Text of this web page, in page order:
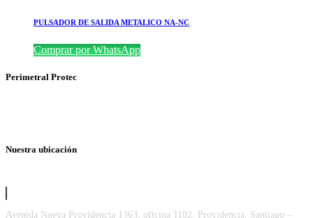
PULSADOR DE SALIDA METALICO NA-NC
Comprar por WhatsApp
Perimetral Protec
Nuestra ubicación
Avenida Nueva Providencia 1363, oficina 1102. Providencia, Santiago –